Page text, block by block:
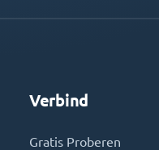
Verbind
Gratis Proberen